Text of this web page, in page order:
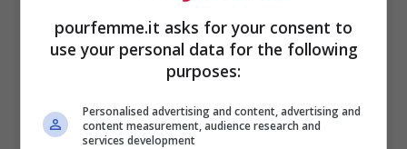
competitiva nel mercato europeo dei
media.
intrapreso sono state presentate come
pourfemme.it asks for your consent to
use your personal data for the following
purposes:
Personalised advertising and content, advertising and
content measurement, audience research and
services development